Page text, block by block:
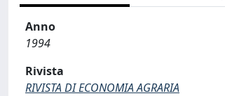
Anno
1994
Rivista
RIVISTA DI ECONOMIA AGRARIA